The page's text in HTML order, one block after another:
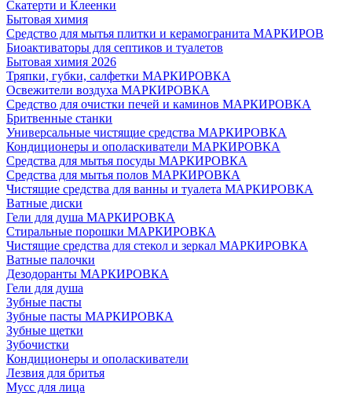
Скатерти и Клеенки
Бытовая химия
Средство для мытья плитки и керамогранита МАРКИРОВ
Биоактиваторы для септиков и туалетов
Бытовая химия 2026
Тряпки, губки, салфетки МАРКИРОВКА
Освежители воздуха МАРКИРОВКА
Средство для очистки печей и каминов МАРКИРОВКА
Бритвенные станки
Универсальные чистящие средства МАРКИРОВКА
Кондиционеры и ополаскиватели МАРКИРОВКА
Средства для мытья посуды МАРКИРОВКА
Средства для мытья полов МАРКИРОВКА
Чистящие средства для ванны и туалета МАРКИРОВКА
Ватные диски
Гели для душа МАРКИРОВКА
Стиральные порошки МАРКИРОВКА
Чистящие средства для стекол и зеркал МАРКИРОВКА
Ватные палочки
Дезодоранты МАРКИРОВКА
Гели для душа
Зубные пасты
Зубные пасты МАРКИРОВКА
Зубные щетки
Зубочистки
Кондиционеры и ополаскиватели
Лезвия для бритья
Мусс для лица